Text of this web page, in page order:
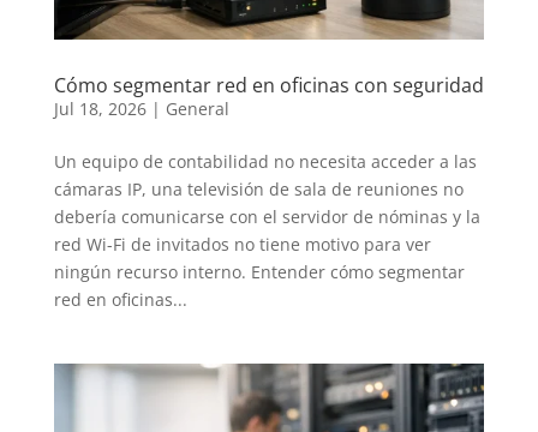
Cómo segmentar red en oficinas con seguridad
Jul 18, 2026| General
Un equipo de contabilidad no necesita acceder a las
cámaras IP, una televisión de sala de reuniones no
debería comunicarse con el servidor de nóminas y la
red Wi-Fi de invitados no tiene motivo para ver
ningún recurso interno. Entender cómo segmentar
red en oficinas...